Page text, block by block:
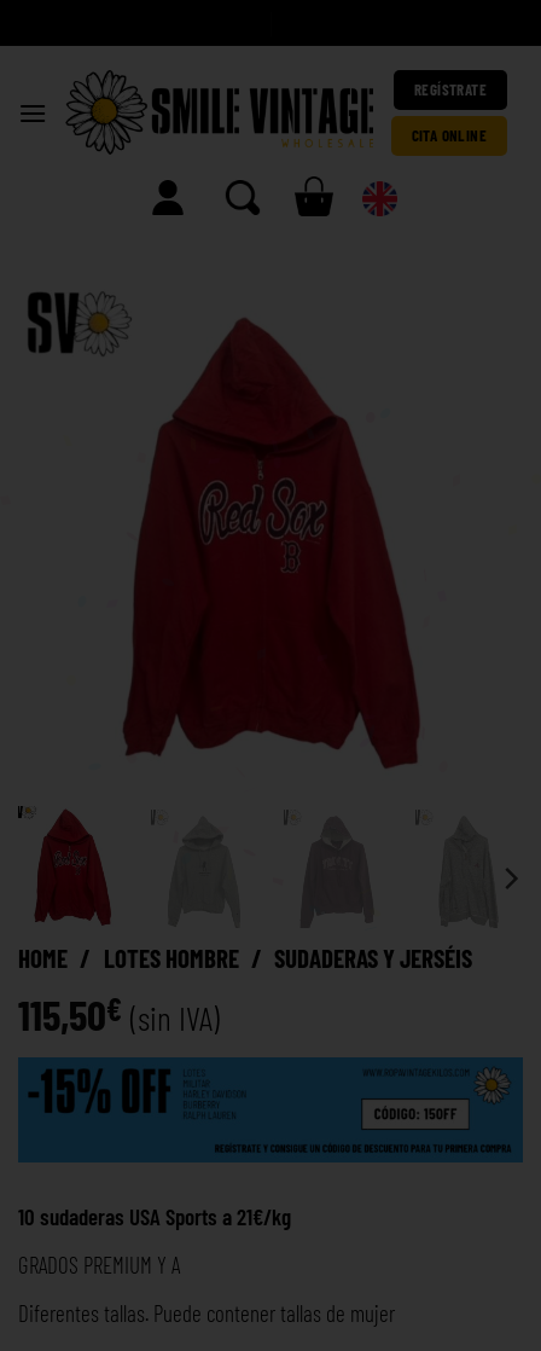
REGÍSTRATE
CITA ONLINE
HOME / LOTES HOMBRE / SUDADERAS Y JERSÉIS
115,50€ (sin IVA)
10 sudaderas USA Sports a 21€/kg
GRADOS PREMIUM Y A
Diferentes tallas. Puede contener tallas de mujer